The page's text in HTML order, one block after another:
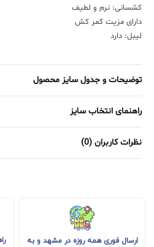
کشسانی: نرم و لطیف
دارای مزیت کمر کش
لیبل: دارد
توضیحات و جدول سایز محصول
راهنمای انتخاب سایز
نظرات کاربران (0)
ارسال فوری همه روزه در مشهد و به